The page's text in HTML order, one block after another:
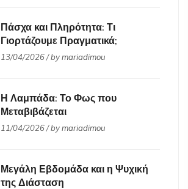
Πάσχα και Πληρότητα: Τι
Γιορτάζουμε Πραγματικά;
13/04/2026 / bymariadimou
Η Λαμπάδα: Το Φως που
Μεταβιβάζεται
11/04/2026 / bymariadimou
Μεγάλη Εβδομάδα και η Ψυχική
της Διάσταση